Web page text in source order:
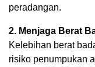
peradangan.
2. Menjaga Berat
Kelebihan berat
risiko penumpukan